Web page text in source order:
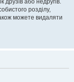
друзів або недругів.
розділу,
можете видаляти